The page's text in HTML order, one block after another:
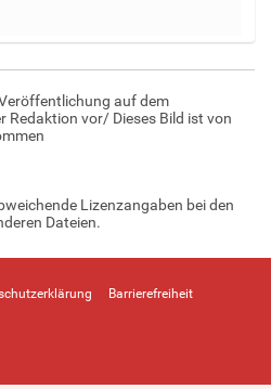
auf dem
Redaktion vor/ Dieses Bild ist von
Lizenzangaben bei den
Dateien.
Barrierefreiheit